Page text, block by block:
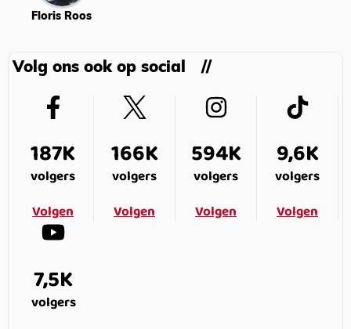
Floris Roos
Volg ons ook op social
187K
volgers
Volgen
166K
volgers
Volgen
594K
volgers
Volgen
9,6K
volgers
Volgen
7,5K
volgers